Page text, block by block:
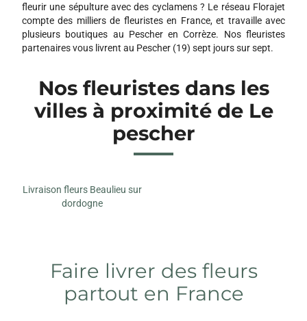
fleurir une sépulture avec des cyclamens ? Le réseau Florajet
compte des milliers de fleuristes en France, et travaille avec
plusieurs boutiques au Pescher en Corrèze. Nos fleuristes
partenaires vous livrent au Pescher (19) sept jours sur sept.
Nos fleuristes dans les
villes à proximité de Le
pescher
Livraison fleurs Beaulieu sur
dordogne
Faire livrer des fleurs
partout en France